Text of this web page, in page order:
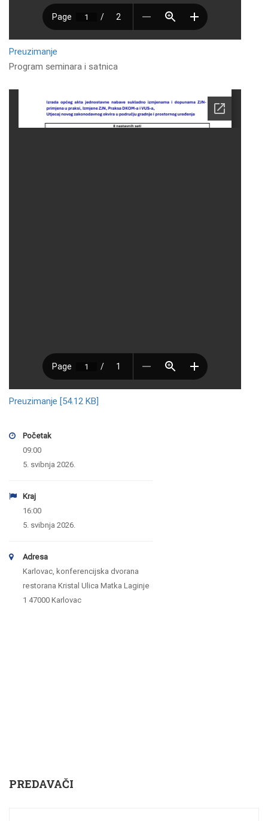
Preuzimanje
Program seminara i satnica
Preuzimanje [54.12 KB]
Početak
09:00
5. svibnja 2026.
Kraj
16:00
5. svibnja 2026.
Adresa
Karlovac, konferencijska dvorana
restorana Kristal Ulica Matka Laginje
1 47000 Karlovac
PREDAVAČI